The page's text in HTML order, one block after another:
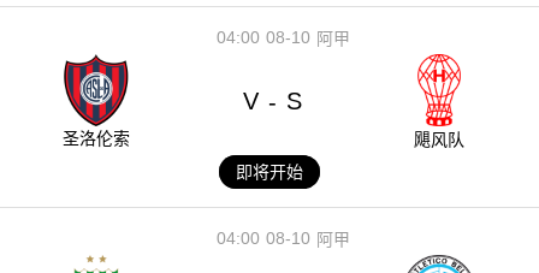
08-10
04:00 阿甲
圣洛伦索
V - S
飓风队
即将开始
08-10
04:00 阿甲